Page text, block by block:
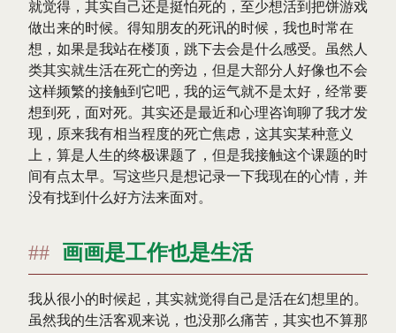
就觉得，其实自己还是挺怕死的，至少想活到把饼游戏
做出来的时候。得知朋友的死讯的时候，我也时常在
想，如果是我站在楼顶，跳下去会是什么感受。虽然人
类其实就生活在死亡的旁边，但是大部分人好像也不会
这样频繁的接触到它吧，我的运气就不是太好，经常要
想到死，面对死。其实还是最近和心理咨询聊了我才发
现，原来我有相当程度的死亡焦虑，这其实某种意义
上，算是人生的终极课题了，但是我接触这个课题的时
间有点太早。写这些只是想记录一下我现在的心情，并
没有找到什么好方法来面对。
画画是工作也是生活
我从很小的时候起，其实就觉得自己是活在幻想里的。
虽然我的生活客观来说，也没那么痛苦，其实也不算那